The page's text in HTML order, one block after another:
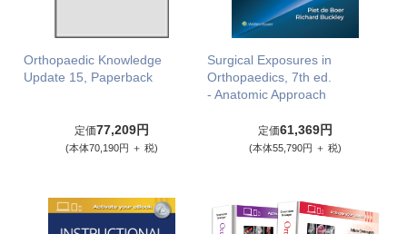
Orthopaedic Knowledge
Update 15, Paperback
定価77,209円
(本体70,190円 ＋ 税)
Surgical Exposures in
Orthopaedics, 7th ed.
- Anatomic Approach
定価61,369円
(本体55,790円 ＋ 税)